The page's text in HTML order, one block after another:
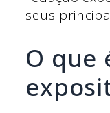
seus
O que